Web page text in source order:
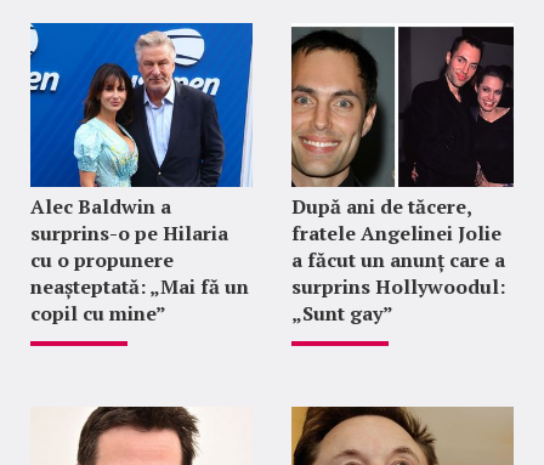
Alec Baldwin a
surprins-o pe Hilaria
cu o propunere
neașteptată: „Mai fă un
copil cu mine”
După ani de tăcere,
fratele Angelinei Jolie
a făcut un anunț care a
surprins Hollywoodul:
„Sunt gay”